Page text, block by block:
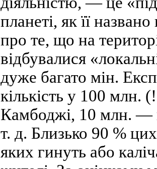
планеті, як її
про те, що на
відбувалися
дуже багато мін.
кількість у 100 млн.
Камбоджі, 10 млн. —
т. д. Близько 90 %
яких гинуть або